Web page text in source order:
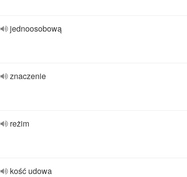
jednoosobową
znaczenie
reżim
kość udowa